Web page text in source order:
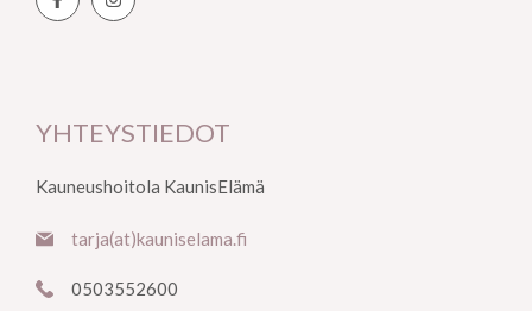
YHTEYSTIEDOT
Kauneushoitola KaunisElämä
tarja(at)kauniselama.fi
0503552600